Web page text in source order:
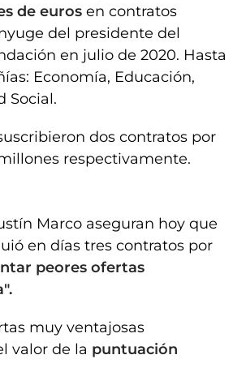
de euros en contratos
del presidente del
en julio de 2020. Hasta
Economía, Educación,
Social.
dos contratos por
respectivamente.
Marco aseguran hoy que
en días tres contratos por
peores ofertas
muy ventajosas
valor de la puntuación